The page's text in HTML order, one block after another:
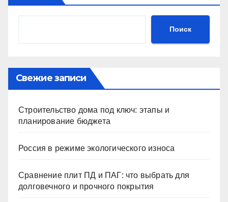
Поиск
Свежие записи
Строительство дома под ключ: этапы и
планирование бюджета
Россия в режиме экологического износа
Сравнение плит ПД и ПАГ: что выбрать для
долговечного и прочного покрытия